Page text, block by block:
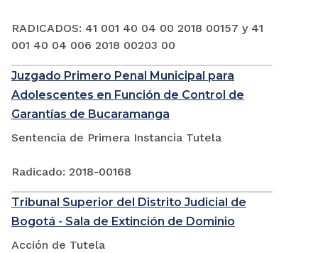
RADICADOS: 41 001 40 04 00 2018 00157 y 41
001 40 04 006 2018 00203 00
Juzgado Primero Penal Municipal para
Adolescentes en Función de Control de
Garantías de Bucaramanga
Sentencia de Primera Instancia Tutela
Radicado: 2018-00168
Tribunal Superior del Distrito Judicial de
Bogotá - Sala de Extinción de Dominio
Acción de Tutela